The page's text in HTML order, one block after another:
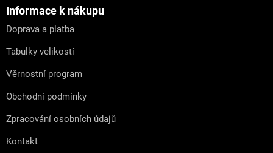
Informace k nákupu
Doprava a platba
Tabulky velikostí
Věrnostní program
Obchodní podmínky
Zpracování osobních údajů
Kontakt